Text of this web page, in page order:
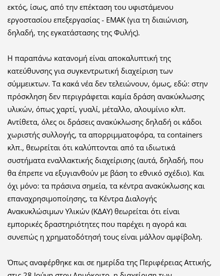
εκτός, ίσως, από την επέκταση του υφιστάμενου
εργοστασίου επεξεργασίας - ΕΜΑΚ (για τη διαιώνιση,
δηλαδή, της εγκατάστασης της Φυλής).
Η παραπάνω κατανομή είναι αποκαλυπτική της
κατεύθυνσης για συγκεντρωτική διαχείριση των
σύμμεικτων. Τα κακά νέα δεν τελειώνουν, όμως, εδώ: στην
πρόσκληση δεν περιγράφεται καμία δράση ανακύκλωσης
υλικών, όπως χαρτί, γυαλί, μέταλλο, αλουμίνιο κλπ.
Αντίθετα, όλες οι δράσεις ανακύκλωσης δηλαδή οι κάδοι
χωριστής συλλογής, τα απορριμματοφόρα, τα containers
κλπ., θεωρείται ότι καλύπτονται από τα ιδιωτικά
συστήματα εναλλακτικής διαχείρισης (αυτά, δηλαδή, που
θα έπρεπε να εξυγιανθούν με βάση το εθνικό σχέδιο). Και
όχι μόνο: τα πράσινα σημεία, τα κέντρα ανακύκλωσης και
επαναχρησιμοποίησης, τα Κέντρα Διαλογής
Ανακυκλώσιμων Υλικών (ΚΔΑΥ) θεωρείται ότι είναι
εμπορικές δραστηριότητες που παρέχει η αγορά και
συνεπώς η χρηματοδότησή τους είναι μάλλον αμφίβολη.
Όπως αναφέρθηκε και σε ημερίδα της Περιφέρειας Αττικής,